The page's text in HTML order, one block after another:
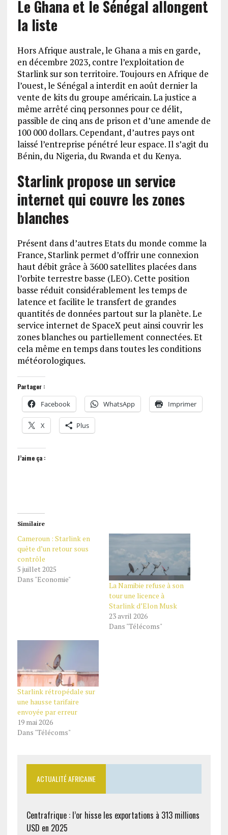
Le Ghana et le Sénégal allongent
la liste
Hors Afrique australe, le Ghana a mis en garde,
en décembre 2023, contre l’exploitation de
Starlink sur son territoire. Toujours en Afrique de
l’ouest, le Sénégal a interdit en août dernier la
vente de kits du groupe américain. La justice a
même arrêté cinq personnes pour ce délit,
passible de cinq ans de prison et d’une amende de
100 000 dollars. Cependant, d’autres pays ont
laissé l’entreprise pénétré leur espace. Il s’agit du
Bénin, du Nigeria, du Rwanda et du Kenya.
Starlink propose un service
internet qui couvre les zones
blanches
Présent dans d’autres Etats du monde comme la
France, Starlink permet d’offrir une connexion
haut débit grâce à 3600 satellites placées dans
l’orbite terrestre basse (LEO). Cette position
basse réduit considérablement les temps de
latence et facilite le transfert de grandes
quantités de données partout sur la planète. Le
service internet de SpaceX peut ainsi couvrir les
zones blanches ou partiellement connectées. Et
cela même en temps dans toutes les conditions
météorologiques.
Partager :
Facebook WhatsApp Imprimer
X Plus
J’aime ça :
Similaire
Cameroun : Starlink en
quête d’un retour sous
contrôle
5 juillet 2025
Dans "Economie"
La Namibie refuse à son
tour une licence à
Starlink d’Elon Musk
23 avril 2026
Dans "Télécoms"
Starlink rétropédale sur
une hausse tarifaire
envoyée par erreur
19 mai 2026
Dans "Télécoms"
ACTUALITÉ AFRICAINE
Centrafrique : l’or hisse les exportations à 313 millions
USD en 2025